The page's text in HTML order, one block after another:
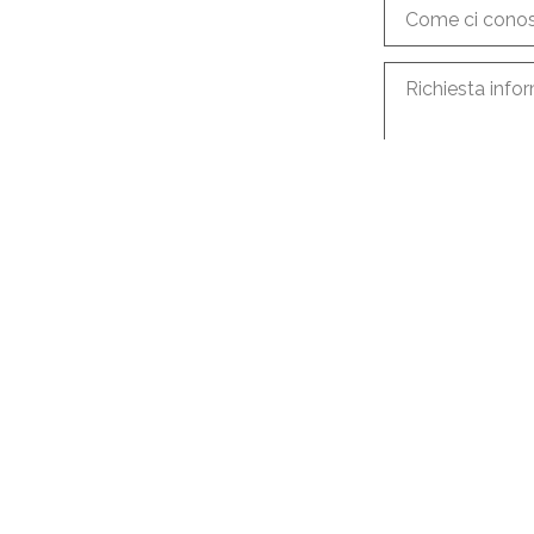
Come ci
Richiesta